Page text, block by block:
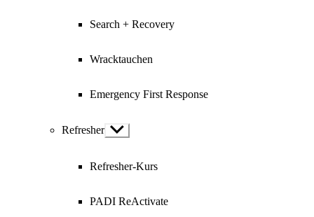
Search + Recovery
Wracktauchen
Emergency First Response
Refresher Show
sub
Refresher-Kurs
PADI ReActivate